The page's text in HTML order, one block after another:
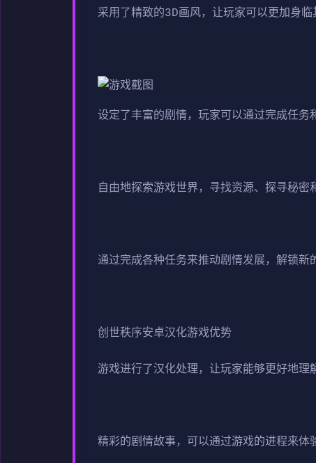
采用了精致的3D画风，让玩家可以更加身
设定了丰富的剧情，玩家可以通过完成任务
自由地探索游戏世界，寻找资源、探寻秘密
通过完成各种任务来推动剧情发展，解锁新
创世秩序安卓汉化游戏优势
游戏进行了汉化处理，让玩家能够更好地理
精彩的剧情故事，可以通过游戏的进程来体